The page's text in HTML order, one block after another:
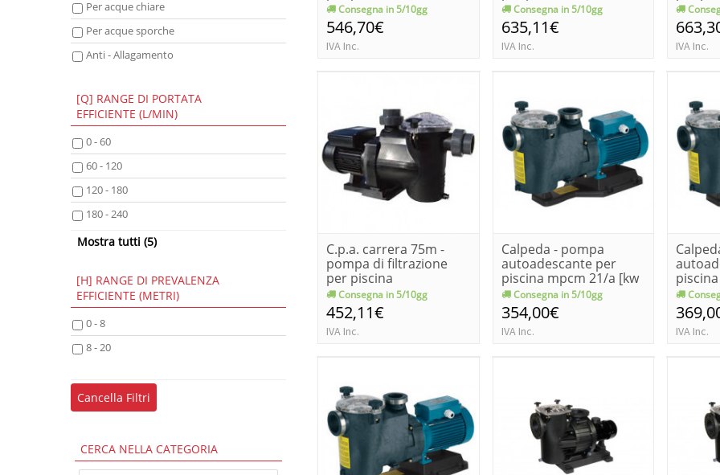
Per acque chiare
Per acque sporche
Anti - Allagamento
[Q] RANGE DI PORTATA
EFFICIENTE (L/MIN)
0 - 60
60 - 120
120 - 180
180 - 240
240 - 320
400 - 500
500 - 600
Oltre 600
Mostra tutti (5)
[H] RANGE DI PREVALENZA
EFFICIENTE (METRI)
0 - 8
8 - 20
Cancella Filtri
CERCA NELLA CATEGORIA
Consegna in 5/10gg
546,70€
IVA Inc.
Consegna in 5/10gg
635,11€
IVA Inc. IVA Inc.
C.p.a. carrera 75m -
pompa di filtrazione
per piscina
Consegna in 5/10gg
452,11€
IVA Inc.
Calpeda - pompa
autoadescante per
piscina mpcm 21/a [kw
0.55 - 0....
Consegna in 5/10gg
354,00€
IVA Inc.
0.75 -
IVA Inc.